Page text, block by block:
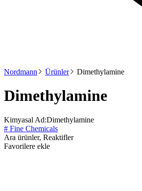
Nordmann Ürünler Dimethylamine
Dimethylamine
Kimyasal Ad:Dimethylamine
# Fine Chemicals
Ara ürünler, Reaktifler
Favorilere ekle